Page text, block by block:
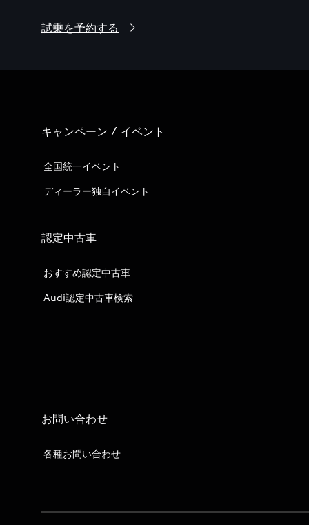
試乗を予約する
キャンペーン / イベント
全国統一イベント
ディーラー独自イベント
認定中古車
おすすめ認定中古車
Audi認定中古車検索
お問い合わせ
各種お問い合わせ